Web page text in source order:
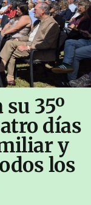
35º
días
y
los